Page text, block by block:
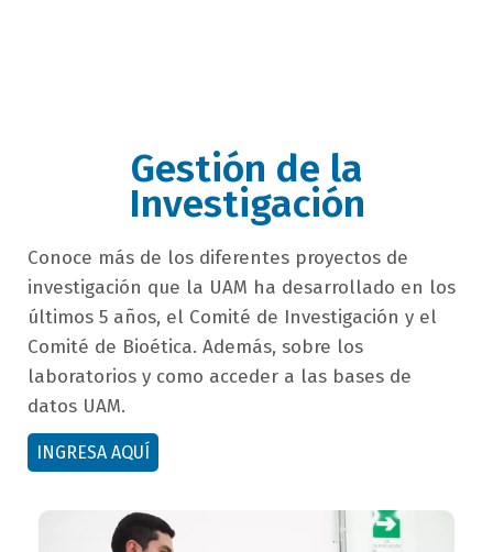
Gestión de la
Investigación
campo
texto
bloque
texto
Conoce más de los diferentes proyectos de
investigación que la UAM ha desarrollado en los
últimos 5 años, el Comité de Investigación y el
Comité de Bioética. Además, sobre los
laboratorios y como acceder a las bases de
datos UAM.
button
INGRESA AQUÍ